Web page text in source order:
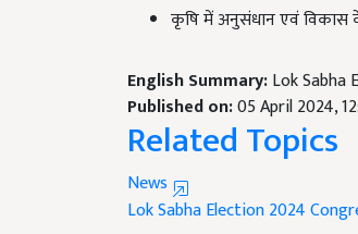
Published on:05 April 2024,
Related Topics
News
Lok Sabha Election 2024